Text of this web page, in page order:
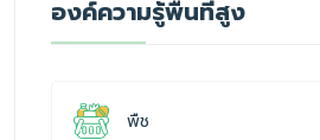
องค์ความรู้พื้นที่สูง
พืช